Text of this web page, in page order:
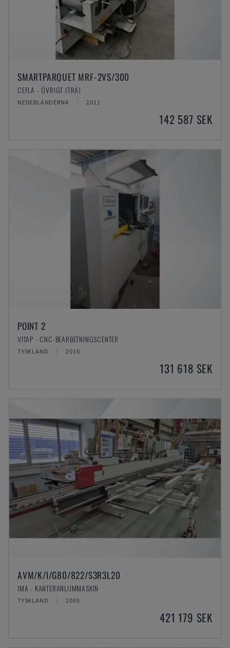
SMARTPARQUET MRF-2VS/300
CEFLA - ÖVRIGT (TRÄ)
NEDERLÄNDERNA 2011
142 587 SEK
POINT 2
VITAP - CNC-BEARBETNINGSCENTER
TYSKLAND 2016
131 618 SEK
AVM/K/I/G80/822/S3R3L20
IMA - KANTERANLIJMMASKIN
TYSKLAND 2003
421 179 SEK